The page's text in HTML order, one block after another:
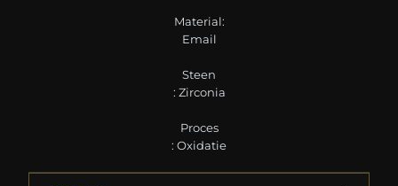
Material:
Email
Steen
: Zirconia
Proces
: Oxidatie